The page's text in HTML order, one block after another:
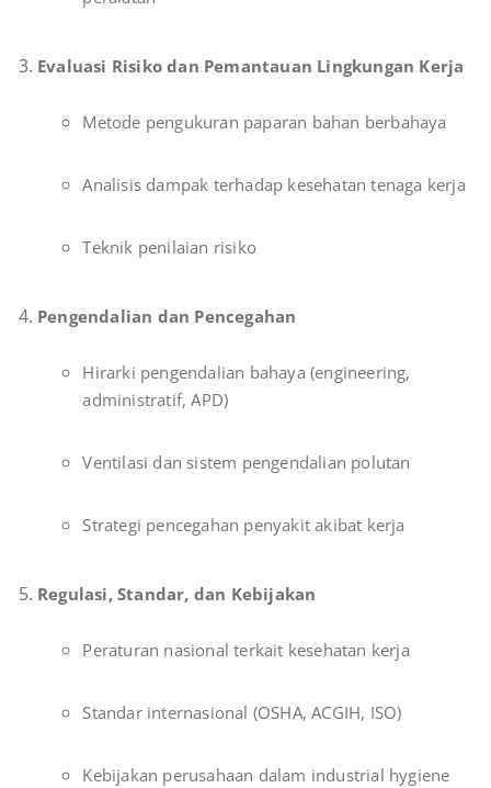
Evaluasi Risiko dan Pemantauan Lingkungan Kerja
Metode pengukuran paparan bahan berbahaya
Analisis dampak terhadap kesehatan tenaga kerja
Teknik penilaian risiko
Pengendalian dan Pencegahan
Hirarki pengendalian bahaya (engineering,
administratif, APD)
Ventilasi dan sistem pengendalian polutan
Strategi pencegahan penyakit akibat kerja
Regulasi, Standar, dan Kebijakan
Peraturan nasional terkait kesehatan kerja
Standar internasional (OSHA, ACGIH, ISO)
Kebijakan perusahaan dalam industrial hygiene